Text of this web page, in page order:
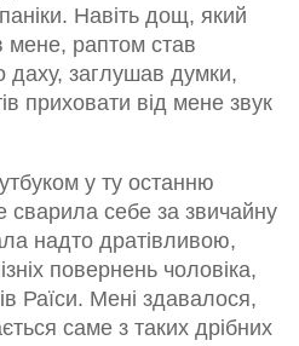
паніки. Навіть дощ, який
мене, раптом став
даху, заглушав думки,
приховати від мене звук
у ту останню
сварила себе за звичайну
надто дратівливою,
повернень чоловіка,
Раїси. Мені здавалося,
саме з таких дрібних